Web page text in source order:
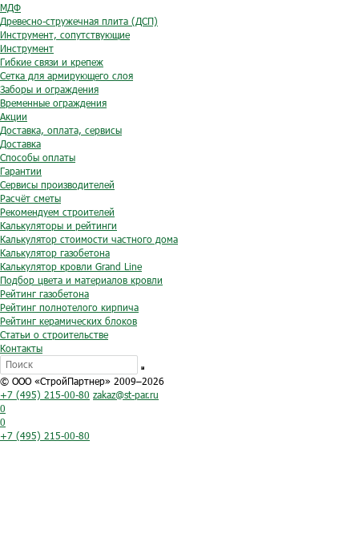
МДФ
Древесно-стружечная плита (ДСП)
Инструмент, сопутствующие
Инструмент
Гибкие связи и крепеж
Сетка для армирующего слоя
Заборы и ограждения
Временные ограждения
Акции
Доставка, оплата, сервисы
Доставка
Способы оплаты
Гарантии
Сервисы производителей
Расчёт сметы
Рекомендуем строителей
Калькуляторы и рейтинги
Калькулятор стоимости частного дома
Калькулятор газобетона
Калькулятор кровли Grand Line
Подбор цвета и материалов кровли
Рейтинг газобетона
Рейтинг полнотелого кирпича
Рейтинг керамических блоков
Статьи о строительстве
Контакты
© ООО «СтройПартнер» 2009–2026
+7 (495) 215-00-80 zakaz@st-par.ru
0
0
+7 (495) 215-00-80